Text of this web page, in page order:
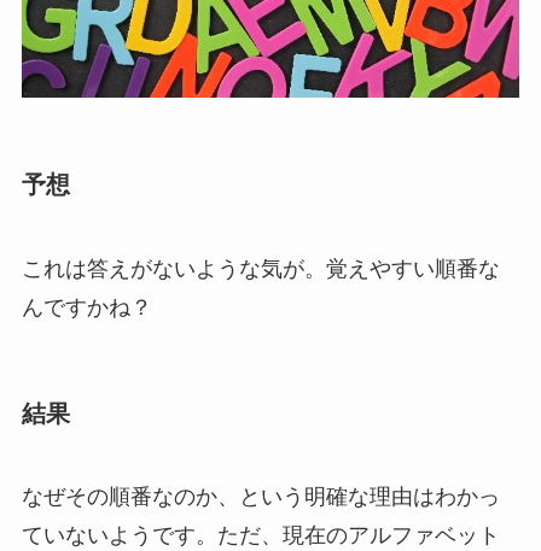
予想
これは答えがないような気が。覚えやすい順番な
んですかね？
結果
なぜその順番なのか、という明確な理由はわかっ
ていないようです。ただ、現在のアルファベット